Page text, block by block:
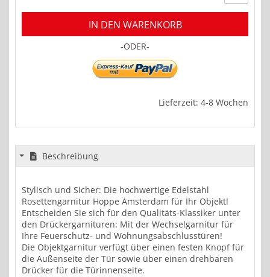
IN DEN WARENKORB
-ODER-
Lieferzeit: 4-8 Wochen
Beschreibung
Stylisch und Sicher: Die hochwertige Edelstahl
Rosettengarnitur Hoppe Amsterdam für Ihr Objekt!
Entscheiden Sie sich für den Qualitäts-Klassiker unter
den Drückergarnituren: Mit der Wechselgarnitur für
Ihre Feuerschutz- und Wohnungsabschlusstüren!
Die Objektgarnitur verfügt über einen festen Knopf für
die Außenseite der Tür sowie über einen drehbaren
Drücker für die Türinnenseite.